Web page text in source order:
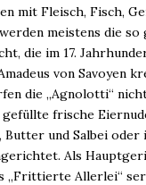
mit Fleisch, Fisch,
meistens die so
die im 17.
von Savoyen
die „Agnolotti“
frische
und Salbei oder
Als
„Frittierte Allerlei“